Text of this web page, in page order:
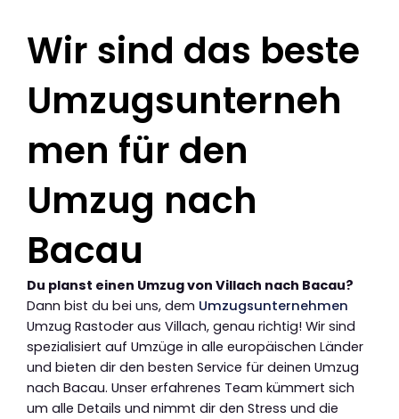
Wir sind das beste
Umzugsunterneh
men für den
Umzug nach
Bacau
Du planst einen Umzug von Villach nach Bacau?
Dann bist du bei uns, dem Umzugsunternehmen
Umzug Rastoder aus Villach, genau richtig! Wir sind
spezialisiert auf Umzüge in alle europäischen Länder
und bieten dir den besten Service für deinen Umzug
nach Bacau. Unser erfahrenes Team kümmert sich
um alle Details und nimmt dir den Stress und die